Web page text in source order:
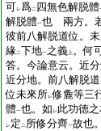
可レ爲二 四無色解脱體
解脱體一也 兩方。
彼前八解脱道位。
緣二下地一之義 上 。何
答。今論意云。近
近分地。前八解脱道
位未來所レ修麁等三
體一也。如 レ此功徳
レ定 二 所修分齊一故也